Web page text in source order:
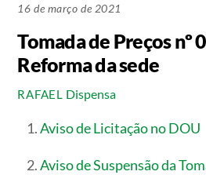
16 de março de 2021
Tomada de Preços nº
Reforma da sede
RAFAEL Dispensa
Aviso de Licitação no DOU
Aviso de Suspensão da